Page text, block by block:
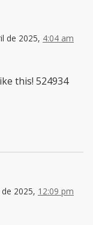
de 2025, 4:04 am
this! 524934
2025, 12:09 pm